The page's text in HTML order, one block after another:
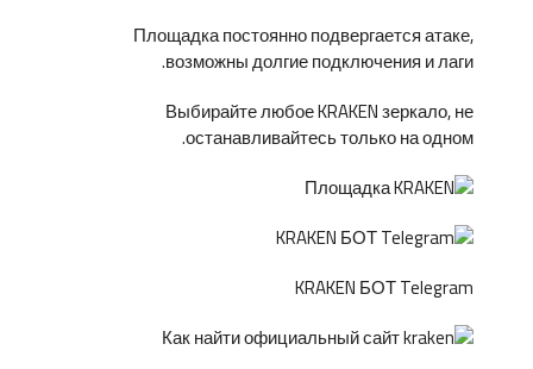
Площадка постоянно подвергается атаке,
возможны долгие подключения и лаги.
Выбирайте любое KRAKEN зеркало, не
останавливайтесь только на одном.
KRAKEN БОТ Telegram